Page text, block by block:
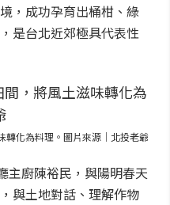
，成功孕育出桶柑、綠
是台北近郊極具代表性
轉化為料理。圖片來源｜北投老爺
主廚陳裕民，與陽明春天
與土地對話、理解作物